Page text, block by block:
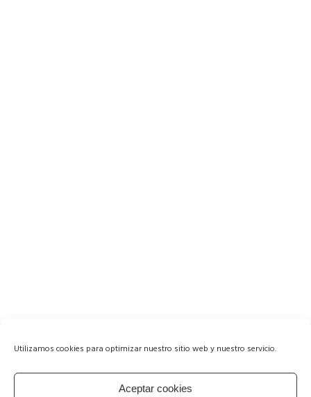
Utilizamos cookies para optimizar nuestro sitio web y nuestro servicio.
Aceptar cookies